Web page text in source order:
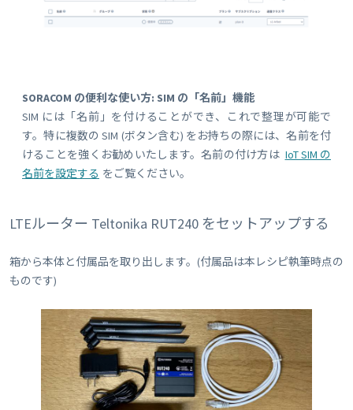
SORACOM の便利な使い方: SIM の「名前」機能
SIM には「名前」を付けることができ、これで整理が可能で
す。特に複数の SIM (ボタン含む) をお持ちの際には、名前を付
けることを強くお勧めいたします。名前の付け方は IoT SIM の
名前を設定する をご覧ください。
LTEルーター Teltonika RUT240 をセットアップする
箱から本体と付属品を取り出します。(付属品は本レシピ執筆時点の
ものです)